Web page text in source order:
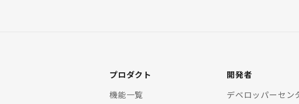
プロダクト
機能一覧
開発者
デベロッパーセン